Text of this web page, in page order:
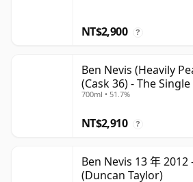
NT$2,900 ?
Ben Nevis (Heavily
(Cask 36) - The Single
700ml • 51.7%
NT$2,910 ?
Ben Nevis 13 年 2012
(Duncan Taylor)